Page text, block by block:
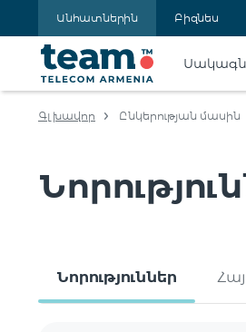
Անհատներին Բիզնես
Գլխավոր Ընկերության մասին
Նորություններ